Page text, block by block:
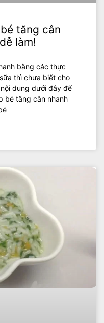
tăng cân
làm!
bằng các thực
thì chưa biết cho
dung dưới đây để
bé tăng cân nhanh